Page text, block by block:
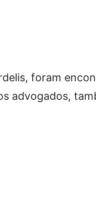
foram
advogados,